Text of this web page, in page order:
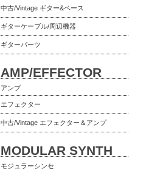
中古/Vintage ギター&ベース
ギターケーブル/周辺機器
ギターパーツ
AMP/EFFECTOR
アンプ
エフェクター
中古/Vintage エフェクター＆アンプ
MODULAR SYNTH
モジュラーシンセ